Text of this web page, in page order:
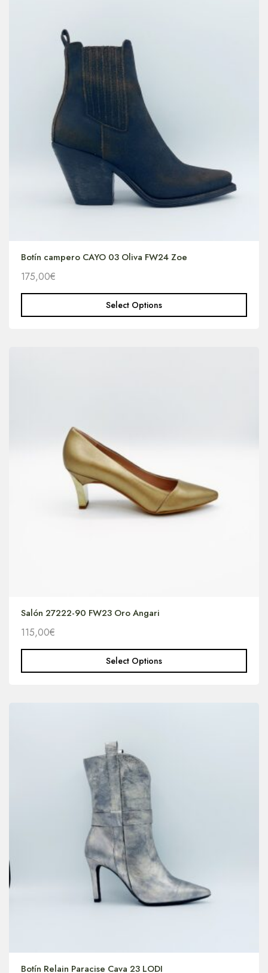
Botín campero CAYO 03 Oliva FW24 Zoe
175,00€
Select Options
Salón 27222-90 FW23 Oro Angari
115,00€
Select Options
Botín Relain Paracise Cava 23 LODI